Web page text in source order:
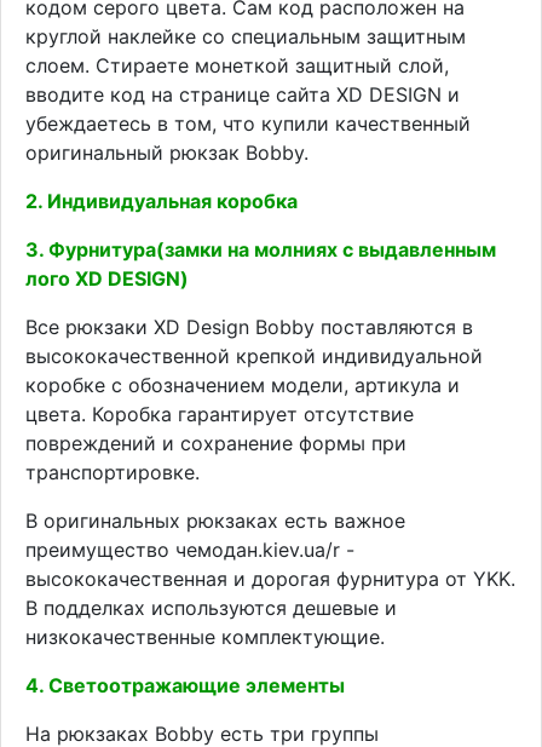
кодом серого цвета. Сам код расположен на
круглой наклейке со специальным защитным
слоем. Стираете монеткой защитный слой,
вводите код на странице сайта XD DESIGN и
убеждаетесь в том, что купили качественный
оригинальный рюкзак Bobby.
2. Индивидуальная коробка
3. Фурнитура(замки на молниях с выдавленным
лого XD DESIGN)
Все рюкзаки XD Design Bobby поставляются в
высококачественной крепкой индивидуальной
коробке с обозначением модели, артикула и
цвета. Коробка гарантирует отсутствие
повреждений и сохранение формы при
транспортировке.
В оригинальных рюкзаках есть важное
преимущество чемодан.kiev.ua/r -
высококачественная и дорогая фурнитура от YKK.
В подделках используются дешевые и
низкокачественные комплектующие.
4. Светоотражающие элементы
На рюкзаках Bobby есть три группы